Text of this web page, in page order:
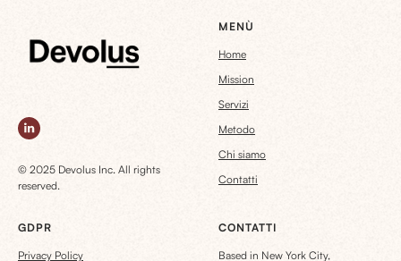
© 2025 Devolus Inc. All rights
reserved.
MENÙ
Home
Mission
Servizi
Metodo
Chi siamo
Contatti
GDPR
Privacy Policy
CONTATTI
Based in New York City,